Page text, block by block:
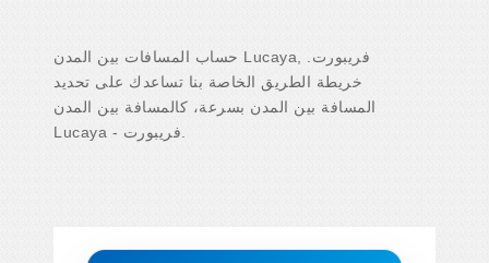
حساب المسافات بين المدن Lucaya, فريبورت.
خريطة الطريق الخاصة بنا تساعدك على تحديد
المسافة بين المدن بسرعة، كالمسافة بين المدن